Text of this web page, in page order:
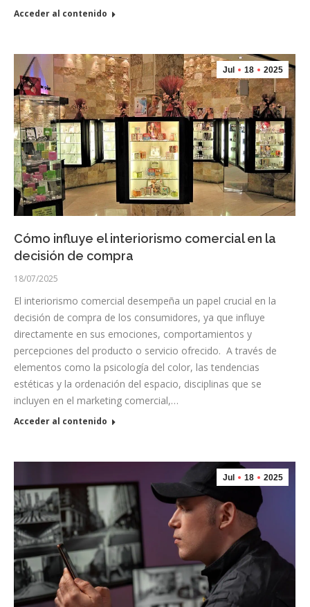
Acceder al contenido
Jul 18 2025
Cómo influye el interiorismo comercial en la
decisión de compra
18/07/2025
El interiorismo comercial desempeña un papel crucial en la
decisión de compra de los consumidores, ya que influye
directamente en sus emociones, comportamientos y
percepciones del producto o servicio ofrecido. A través de
elementos como la psicología del color, las tendencias
estéticas y la ordenación del espacio, disciplinas que se
incluyen en el marketing comercial,…
Acceder al contenido
Jul 18 2025